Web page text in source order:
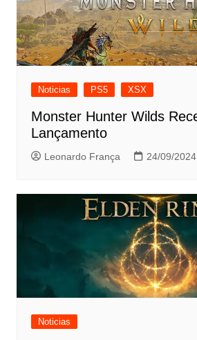
Noticias PS5 XSX
Monster Hunter Wilds
Lançamento
Leonardo França 24/09/2024
Noticias